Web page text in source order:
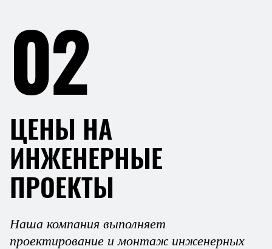
02
ЦЕНЫ НА
ИНЖЕНЕРНЫЕ
ПРОЕКТЫ
Наша компания выполняет
проектирование и монтаж инженерных